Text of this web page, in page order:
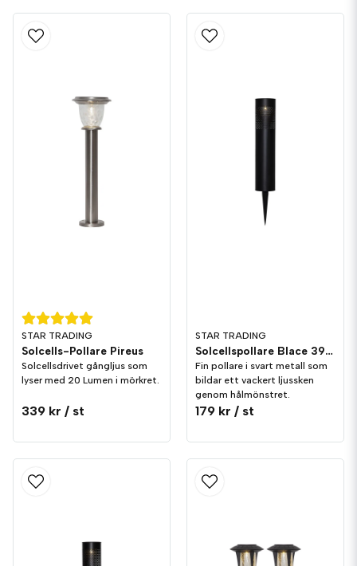
STAR TRADING
Solcells-Pollare Pireus
Solcellsdrivet gångljus som
lyser med 20 Lumen i mörkret.
339 kr / st
STAR TRADING
Solcellspollare Blace 39cm
Fin pollare i svart metall som
bildar ett vackert ljussken
genom hålmönstret.
179 kr / st